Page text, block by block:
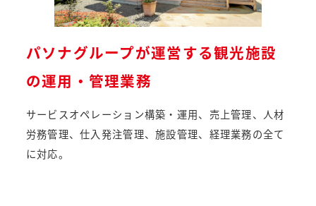
パソナグループが運営する観光施設
の運用・管理業務
サービスオペレーション構築・運用、売上管理、人材
労務管理、仕入発注管理、施設管理、経理業務の全て
に対応。